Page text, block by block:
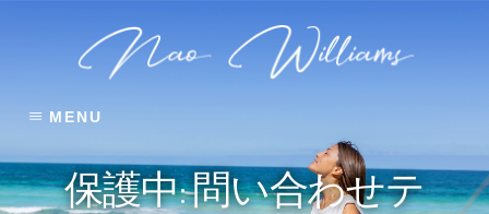
MENU
保護中: 問い合わせテ